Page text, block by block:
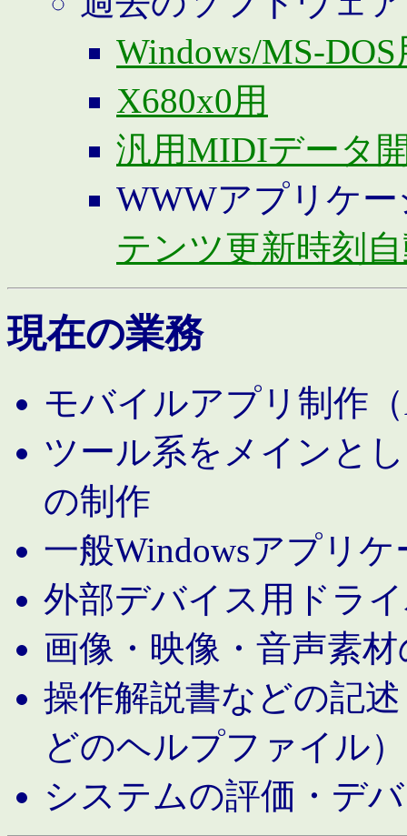
Windows/MS-DOS
X680x0用
汎用MIDIデータ
WWWアプリケ
テンツ更新時刻
現在の業務
モバイルアプリ制作
ツール系をメインと
の制作
一般Windowsアプリ
外部デバイス用ドラ
画像・映像・音声素
操作解説書などの記
どのヘルプファイル）
システムの評価・デ